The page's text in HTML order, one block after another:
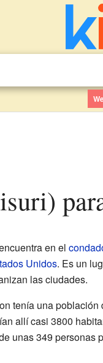
en el
Unidos. Es un
las ciudades.
tenía una población
allí casi 3800
unas 349 personas